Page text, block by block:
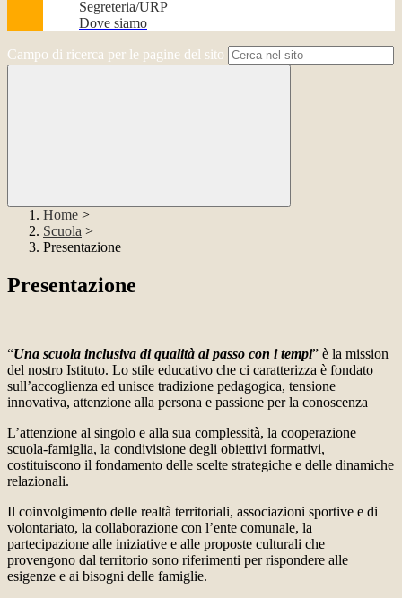
Segreteria/URP
Dove siamo
Campo di ricerca per le pagine del sito
Home >
Scuola >
Presentazione
Presentazione
“Una scuola inclusiva di qualità al passo con i tempi” è la mission
del nostro Istituto. Lo stile educativo che ci caratterizza è fondato
sull’accoglienza ed unisce tradizione pedagogica, tensione
innovativa, attenzione alla persona e passione per la conoscenza
L’attenzione al singolo e alla sua complessità, la cooperazione
scuola-famiglia, la condivisione degli obiettivi formativi,
costituiscono il fondamento delle scelte strategiche e delle dinamiche
relazionali.
Il coinvolgimento delle realtà territoriali, associazioni sportive e di
volontariato, la collaborazione con l’ente comunale, la
partecipazione alle iniziative e alle proposte culturali che
provengono dal territorio sono riferimenti per rispondere alle
esigenze e ai bisogni delle famiglie.